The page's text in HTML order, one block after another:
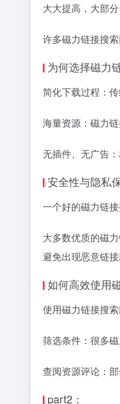
大大提高，大部
许多磁力链接搜
为何选择磁力
简化下载过程：
海量资源：磁力
无插件、无广告
安全性与隐私
一个好的磁力链
大多数优质的磁
避免出现恶意链
如何高效使用
使用磁力链接搜
筛选条件：很多
查阅资源评论：
part2：